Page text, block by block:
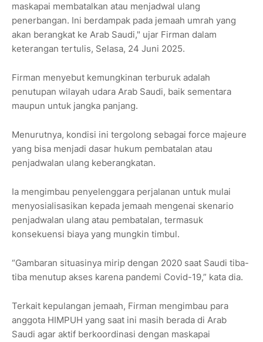
maskapai membatalkan atau menjadwal ulang
penerbangan. Ini berdampak pada jemaah umrah yang
akan berangkat ke Arab Saudi," ujar Firman dalam
keterangan tertulis, Selasa, 24 Juni 2025.
Firman menyebut kemungkinan terburuk adalah
penutupan wilayah udara Arab Saudi, baik sementara
maupun untuk jangka panjang.
Menurutnya, kondisi ini tergolong sebagai force majeure
yang bisa menjadi dasar hukum pembatalan atau
penjadwalan ulang keberangkatan.
Ia mengimbau penyelenggara perjalanan untuk mulai
menyosialisasikan kepada jemaah mengenai skenario
penjadwalan ulang atau pembatalan, termasuk
konsekuensi biaya yang mungkin timbul.
“Gambaran situasinya mirip dengan 2020 saat Saudi tiba-
tiba menutup akses karena pandemi Covid-19,” kata dia.
Terkait kepulangan jemaah, Firman mengimbau para
anggota HIMPUH yang saat ini masih berada di Arab
Saudi agar aktif berkoordinasi dengan maskapai